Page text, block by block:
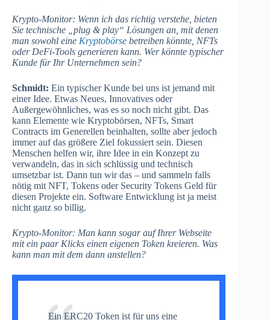
Krypto-Monitor: Wenn ich das richtig verstehe, bieten
Sie technische „plug & play“ Lösungen an, mit denen
man sowohl eine Kryptobörse betreiben könnte, NFTs
oder DeFi-Tools generieren kann. Wer könnte typischer
Kunde für Ihr Unternehmen sein?
Schmidt: Ein typischer Kunde bei uns ist jemand mit
einer Idee. Etwas Neues, Innovatives oder
Außergewöhnliches, was es so noch nicht gibt. Das
kann Elemente wie Kryptobörsen, NFTs, Smart
Contracts im Generellen beinhalten, sollte aber jedoch
immer auf das größere Ziel fokussiert sein. Diesen
Menschen helfen wir, ihre Idee in ein Konzept zu
verwandeln, das in sich schlüssig und technisch
umsetzbar ist. Dann tun wir das – und sammeln falls
nötig mit NFT, Tokens oder Security Tokens Geld für
diesen Projekte ein. Software Entwicklung ist ja meist
nicht ganz so billig.
Krypto-Monitor: Man kann sogar auf Ihrer Webseite
mit ein paar Klicks einen eigenen Token kreieren. Was
kann man mit dem dann anstellen?
Ein ERC20 Token ist für uns eine